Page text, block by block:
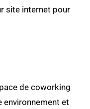
site internet pour
de coworking
environnement et